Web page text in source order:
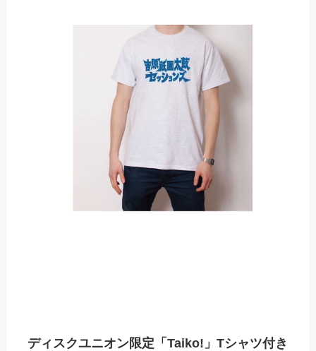
ディスクユニオン限定「Taiko!」Tシャツ付き